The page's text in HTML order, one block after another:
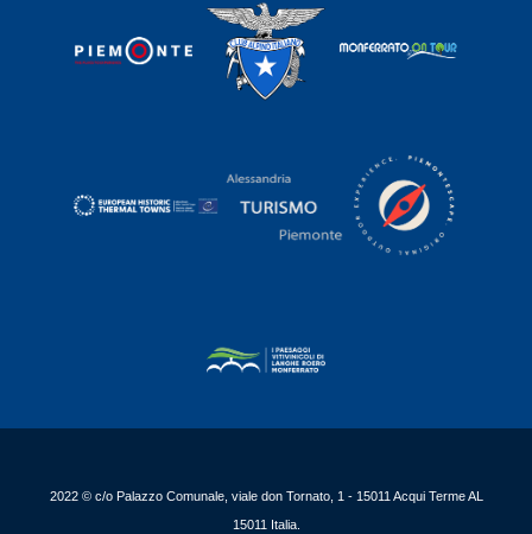
2022 © c/o Palazzo Comunale, viale don Tornato, 1 - 15011 Acqui Terme AL
15011 Italia.